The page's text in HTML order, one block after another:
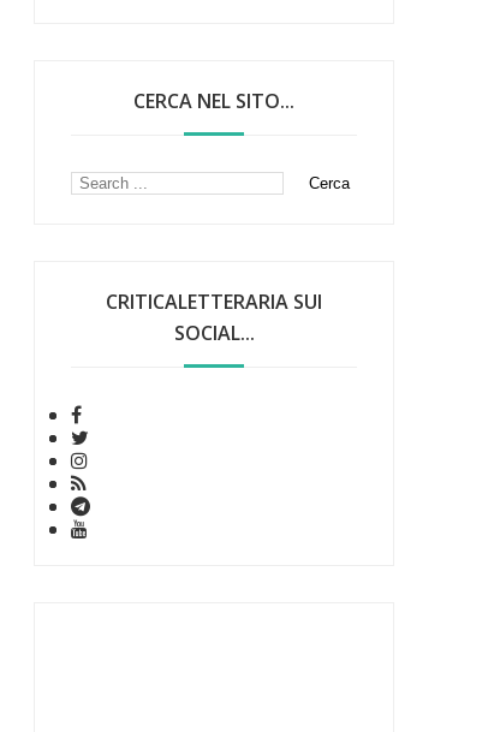
CERCA NEL SITO...
CRITICALETTERARIA SUI
SOCIAL...